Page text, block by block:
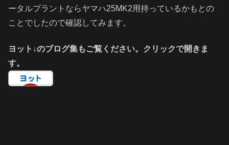
ータルプラントならヤマハ25MK2用持っているかもとの
ことでしたので確認してみます。
ヨット↓のブログ集もご覧ください。クリックで開きま
す。